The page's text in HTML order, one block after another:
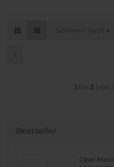
Sortieren nach
Sortieren nach
1
1 bis 3 (von
Bestseller
Opel